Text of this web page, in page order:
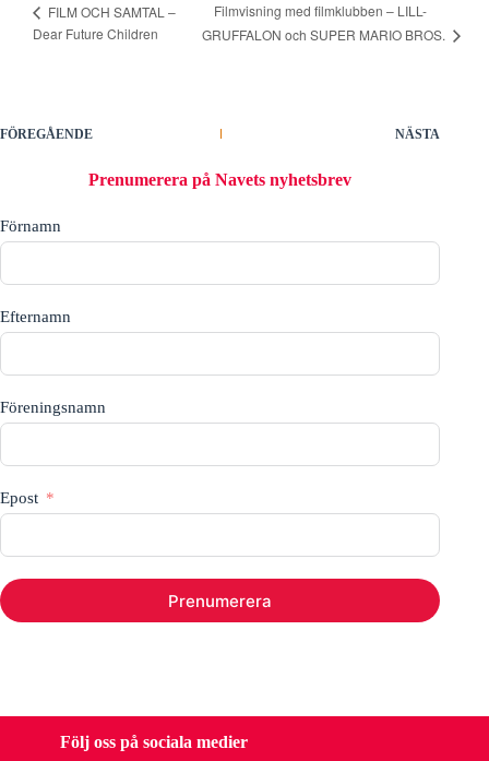
FILM OCH SAMTAL –
Dear Future Children
Filmvisning med filmklubben – LILL-
GRUFFALON och SUPER MARIO BROS.
FÖREGÅENDE NÄSTA
Prenumerera på Navets nyhetsbrev
Förnamn
Efternamn
Föreningsnamn
Epost
Prenumerera
Följ oss på sociala medier